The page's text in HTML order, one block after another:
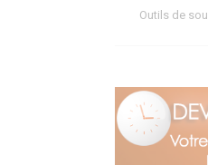
Outils de